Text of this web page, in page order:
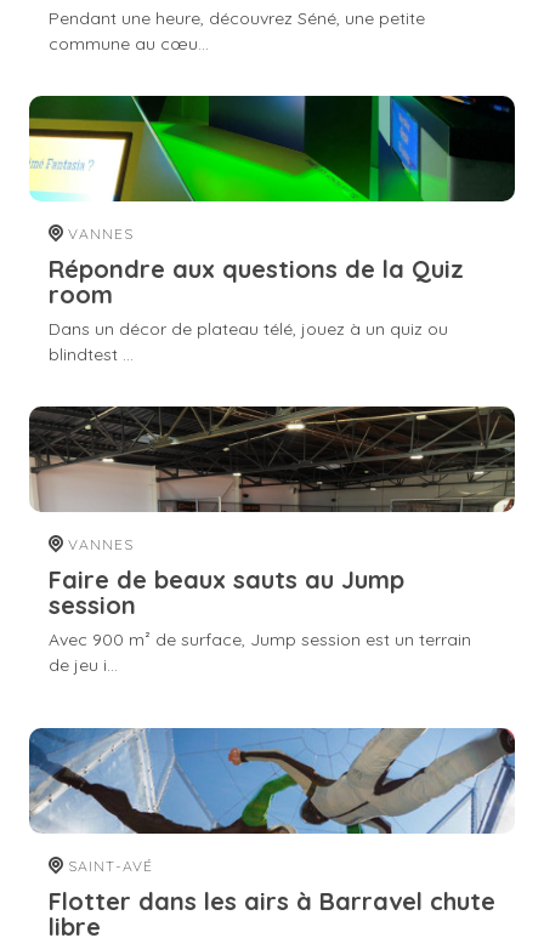
Pendant une heure, découvrez Séné, une petite
commune au cœu...
VANNES
Répondre aux questions de la Quiz
room
Dans un décor de plateau télé, jouez à un quiz ou
blindtest ...
VANNES
Faire de beaux sauts au Jump
session
Avec 900 m² de surface, Jump session est un terrain
de jeu i...
SAINT-AVÉ
Flotter dans les airs à Barravel chute
libre